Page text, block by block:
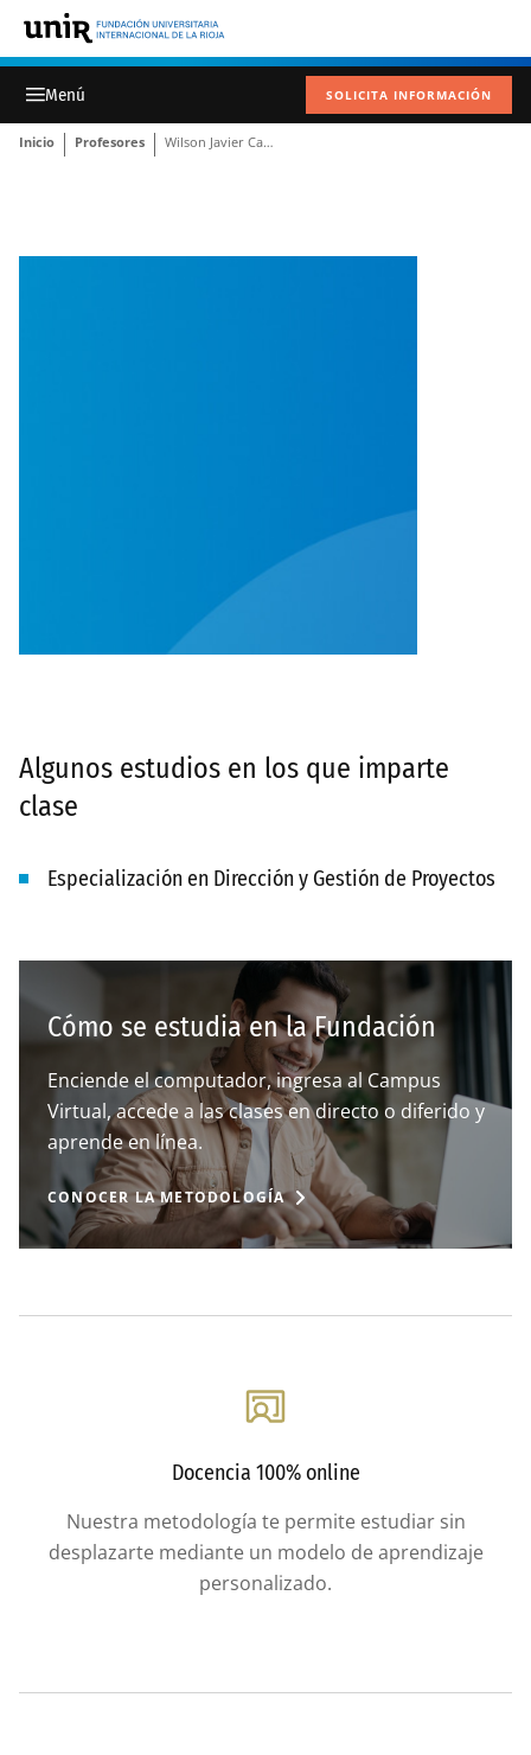
SOLICITA INFORMACIÓN
Inicio Profesores Wilson Javier Castro Torres
Algunos estudios en los que imparte
clase
Especialización en Dirección y Gestión de Proyectos
Cómo se estudia en la Fundación
Enciende el computador, ingresa al Campus
Virtual, accede a las clases en directo o diferido y
aprende en línea.
CONOCER LA METODOLOGÍA
Docencia 100% online
Nuestra metodología te permite estudiar sin
desplazarte mediante un modelo de aprendizaje
personalizado.